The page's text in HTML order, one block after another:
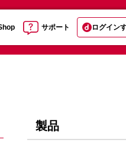
サポート ログイン
製品